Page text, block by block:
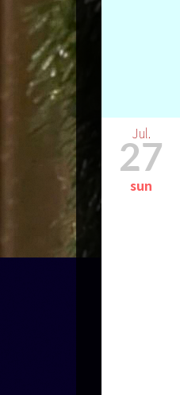
Jul.
27
sun